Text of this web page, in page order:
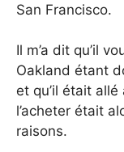
San Francisco.
Il m’a dit qu’il
Oakland étant
et qu’il était
l’acheter était
raisons.